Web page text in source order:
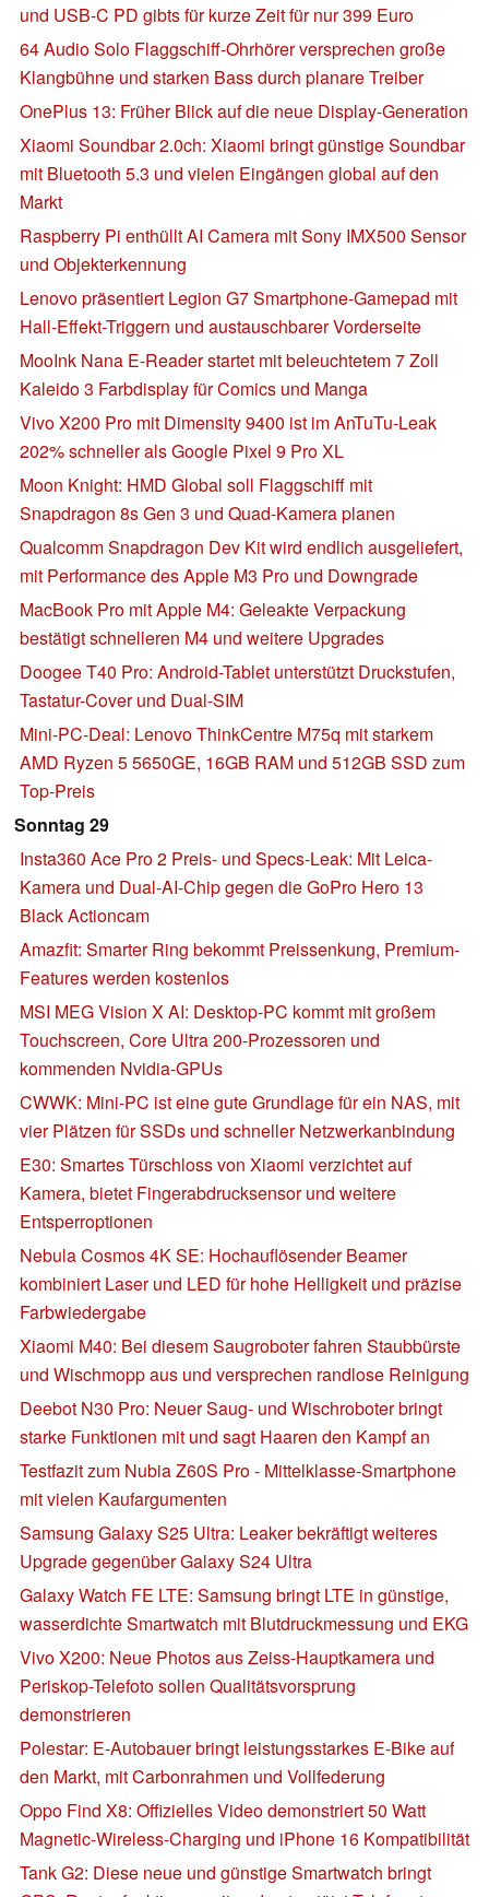
und USB-C PD gibts für kurze Zeit für nur 399 Euro
64 Audio Solo Flaggschiff-Ohrhörer versprechen große
Klangbühne und starken Bass durch planare Treiber
OnePlus 13: Früher Blick auf die neue Display-Generation
Xiaomi Soundbar 2.0ch: Xiaomi bringt günstige Soundbar
mit Bluetooth 5.3 und vielen Eingängen global auf den
Markt
Raspberry Pi enthüllt AI Camera mit Sony IMX500 Sensor
und Objekterkennung
Lenovo präsentiert Legion G7 Smartphone-Gamepad mit
Hall-Effekt-Triggern und austauschbarer Vorderseite
MooInk Nana E-Reader startet mit beleuchtetem 7 Zoll
Kaleido 3 Farbdisplay für Comics und Manga
Vivo X200 Pro mit Dimensity 9400 ist im AnTuTu-Leak
202% schneller als Google Pixel 9 Pro XL
Moon Knight: HMD Global soll Flaggschiff mit
Snapdragon 8s Gen 3 und Quad-Kamera planen
Qualcomm Snapdragon Dev Kit wird endlich ausgeliefert,
mit Performance des Apple M3 Pro und Downgrade
MacBook Pro mit Apple M4: Geleakte Verpackung
bestätigt schnelleren M4 und weitere Upgrades
Doogee T40 Pro: Android-Tablet unterstützt Druckstufen,
Tastatur-Cover und Dual-SIM
Mini-PC-Deal: Lenovo ThinkCentre M75q mit starkem
AMD Ryzen 5 5650GE, 16GB RAM und 512GB SSD zum
Top-Preis
Sonntag 29
Insta360 Ace Pro 2 Preis- und Specs-Leak: Mit Leica-
Kamera und Dual-AI-Chip gegen die GoPro Hero 13
Black Actioncam
Amazfit: Smarter Ring bekommt Preissenkung, Premium-
Features werden kostenlos
MSI MEG Vision X AI: Desktop-PC kommt mit großem
Touchscreen, Core Ultra 200-Prozessoren und
kommenden Nvidia-GPUs
CWWK: Mini-PC ist eine gute Grundlage für ein NAS, mit
vier Plätzen für SSDs und schneller Netzwerkanbindung
E30: Smartes Türschloss von Xiaomi verzichtet auf
Kamera, bietet Fingerabdrucksensor und weitere
Entsperroptionen
Nebula Cosmos 4K SE: Hochauflösender Beamer
kombiniert Laser und LED für hohe Helligkeit und präzise
Farbwiedergabe
Xiaomi M40: Bei diesem Saugroboter fahren Staubbürste
und Wischmopp aus und versprechen randlose Reinigung
Deebot N30 Pro: Neuer Saug- und Wischroboter bringt
starke Funktionen mit und sagt Haaren den Kampf an
Testfazit zum Nubia Z60S Pro - Mittelklasse-Smartphone
mit vielen Kaufargumenten
Samsung Galaxy S25 Ultra: Leaker bekräftigt weiteres
Upgrade gegenüber Galaxy S24 Ultra
Galaxy Watch FE LTE: Samsung bringt LTE in günstige,
wasserdichte Smartwatch mit Blutdruckmessung und EKG
Vivo X200: Neue Photos aus Zeiss-Hauptkamera und
Periskop-Telefoto sollen Qualitätsvorsprung
demonstrieren
Polestar: E-Autobauer bringt leistungsstarkes E-Bike auf
den Markt, mit Carbonrahmen und Vollfederung
Oppo Find X8: Offizielles Video demonstriert 50 Watt
Magnetic-Wireless-Charging und iPhone 16 Kompatibilität
Tank G2: Diese neue und günstige Smartwatch bringt